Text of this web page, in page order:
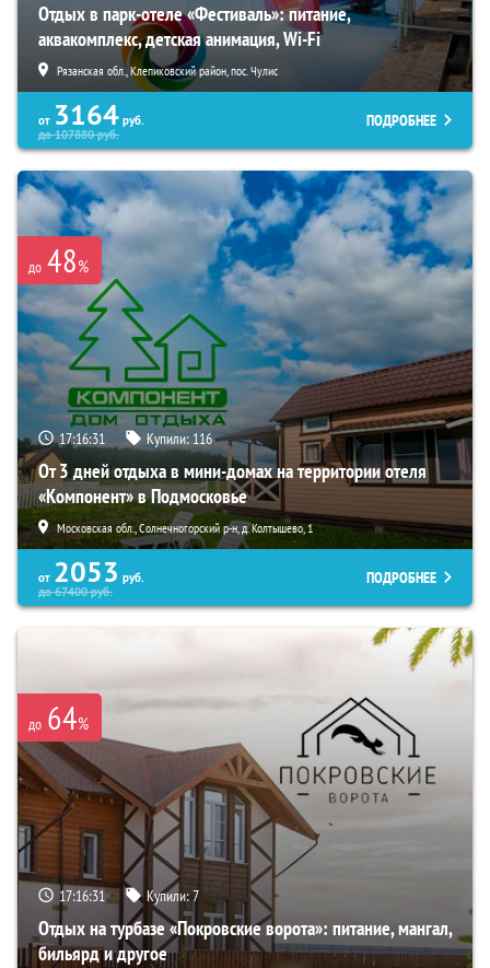
Отдых в парк-отеле «Фестиваль»: питание,
аквакомплекс, детская анимация, Wi-Fi
Рязанская обл., Клепиковский район, пос. Чулис
от 3164 руб.
до107880руб.
ПОДРОБНЕЕ
до 48%
17:16:30 Купили: 116
От 3 дней отдыха в мини-домах на территории отеля
«Компонент» в Подмосковье
Московская обл., Солнечногорский р-н, д. Колтышево, 1
от 2053 руб.
до67400руб.
ПОДРОБНЕЕ
до 64%
17:16:30 Купили:7
Отдых на турбазе «Покровские ворота»: питание, мангал,
бильярд и другое